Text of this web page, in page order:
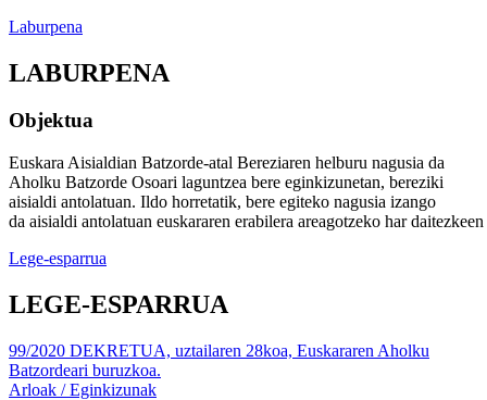
Laburpena
LABURPENA
Objektua
Euskara Aisialdian Batzorde-atal Bereziaren helburu nagusia da
Aholku Batzorde Osoari laguntzea bere eginkizunetan, bereziki
aisialdi antolatuan. Ildo horretatik, bere egiteko nagusia izango
da aisialdi antolatuan euskararen erabilera areagotzeko har daitezkeen
Lege-esparrua
LEGE-ESPARRUA
99/2020 DEKRETUA, uztailaren 28koa, Euskararen Aholku
Batzordeari buruzkoa.
Arloak / Eginkizunak